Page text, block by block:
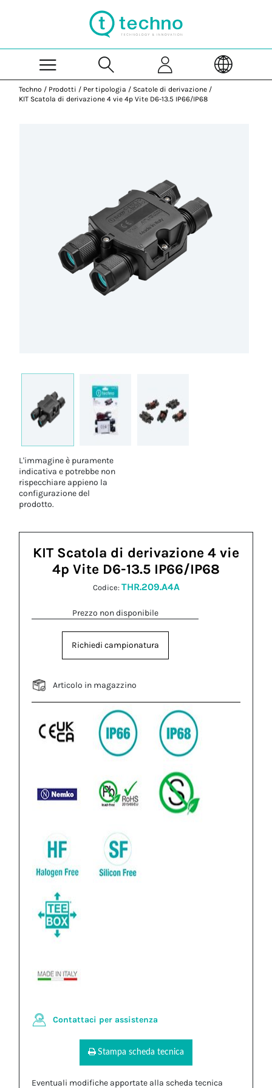
Techno / Prodotti / Per tipologia / Scatole di derivazione /
KIT Scatola di derivazione 4 vie 4p Vite D6-13.5 IP66/IP68
L'immagine è puramente
indicativa e potrebbe non
rispecchiare appieno la
configurazione del
prodotto.
KIT Scatola di derivazione 4 vie
4p Vite D6-13.5 IP66/IP68
Codice: THR.209.A4A
Prezzo non disponibile
Richiedi campionatura
Articolo in magazzino
Contattaci per assistenza
Stampa scheda tecnica
Eventuali modifiche apportate alla scheda tecnica